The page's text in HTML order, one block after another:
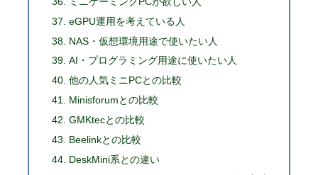
eGPU運用を考えている人
NAS・仮想環境用途で使いたい人
AI・プログラミング用途に使いたい人
他の人気ミニPCとの比較
Minisforumとの比較
GMKtecとの比較
Beelinkとの比較
DeskMini系との違い